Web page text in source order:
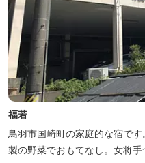
福若
鳥羽市国崎町の家庭的な宿で
製の野菜でおもてなし。女将手